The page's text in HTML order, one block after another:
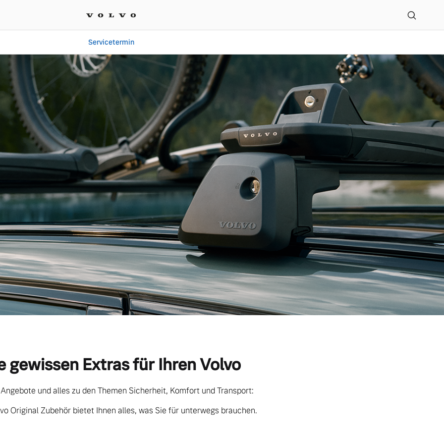
Süd GmbH
Servicetermin
gewissen Extras für Ihren Volvo
und alles zu den Themen Sicherheit, Komfort und Transport:
Original Zubehör bietet Ihnen alles, was Sie für unterwegs brauchen.